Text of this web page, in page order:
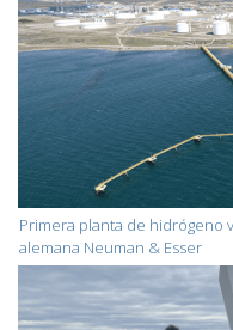
Primera planta de hidrógeno
alemana Neuman & Esser